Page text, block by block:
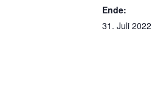
Ende:
31. Juli 2022